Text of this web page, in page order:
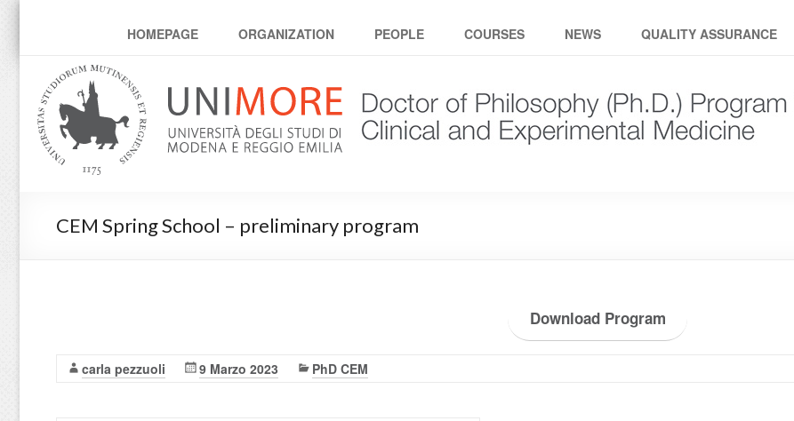
Corso di dottorato Clinical and experimental medicine
HOMEPAGE ORGANIZATION PEOPLE COURSES NEWS QUALITY ASSURANCE
CEM Spring School – preliminary program
Download Program
carla pezzuoli 9 Marzo 2023 PhD CEM